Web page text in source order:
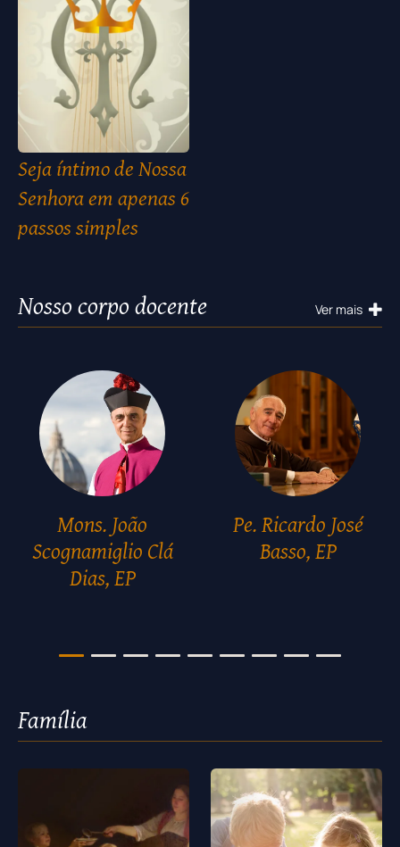
Seja íntimo de Nossa
Senhora em apenas 6
passos simples
Nosso corpo docente Ver mais
Mons. João
Scognamiglio Clá
Dias, EP
Pe. Ricardo José
Basso, EP
Família